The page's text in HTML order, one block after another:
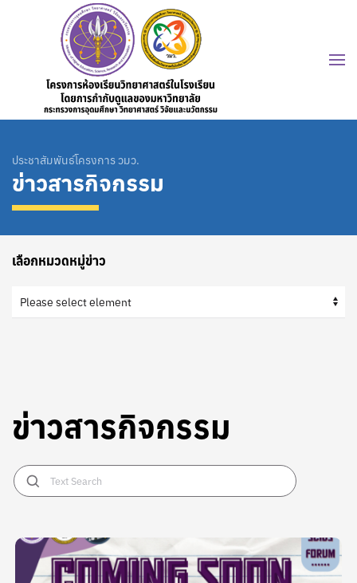
ประชาสัมพันธ์โครงการ วมว.
ข่าวสารกิจกรรม
เลือกหมวดหมู่ข่าว
ข่าวสารกิจกรรม